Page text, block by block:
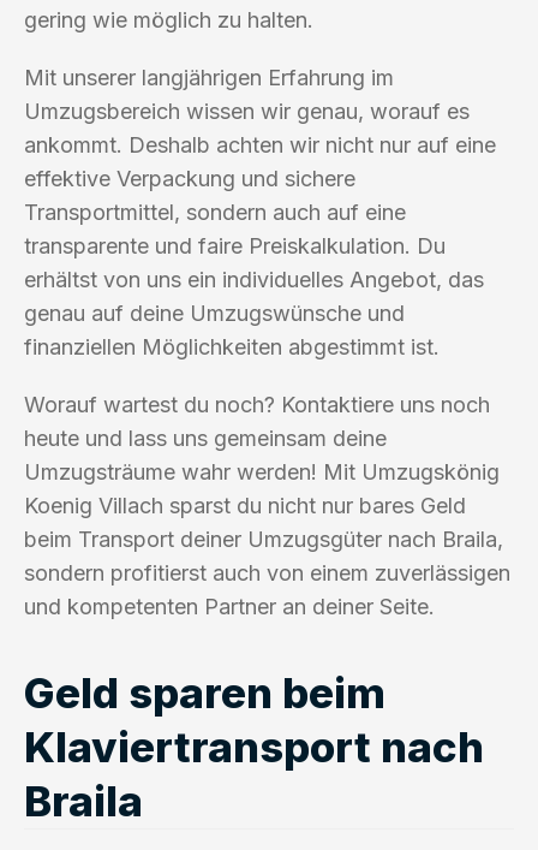
gering wie möglich zu halten.
Mit unserer langjährigen Erfahrung im
Umzugsbereich wissen wir genau, worauf es
ankommt. Deshalb achten wir nicht nur auf eine
effektive Verpackung und sichere
Transportmittel, sondern auch auf eine
transparente und faire Preiskalkulation. Du
erhältst von uns ein individuelles Angebot, das
genau auf deine Umzugswünsche und
finanziellen Möglichkeiten abgestimmt ist.
Worauf wartest du noch? Kontaktiere uns noch
heute und lass uns gemeinsam deine
Umzugsträume wahr werden! Mit Umzugskönig
Koenig Villach sparst du nicht nur bares Geld
beim Transport deiner Umzugsgüter nach Braila,
sondern profitierst auch von einem zuverlässigen
und kompetenten Partner an deiner Seite.
Geld sparen beim
Klaviertransport nach
Braila